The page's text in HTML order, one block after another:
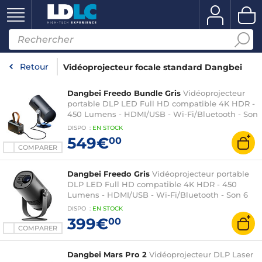
Retour Vidéoprojecteur focale standard Dangbei
COMPARER
Dangbei Freedo Bundle Gris Vidéoprojecteur
portable DLP LED Full HD compatible 4K HDR -
450 Lumens - HDMI/USB - Wi-Fi/Bluetooth - Son
6 Watts Dolby Digital + Batterie externe
DISPO : EN STOCK
549€00
COMPARER
Dangbei Freedo Gris Vidéoprojecteur portable
DLP LED Full HD compatible 4K HDR - 450
Lumens - HDMI/USB - Wi-Fi/Bluetooth - Son 6
Watts Dolby Digital
DISPO : EN STOCK
399€00
Dangbei Mars Pro 2 Vidéoprojecteur DLP Laser